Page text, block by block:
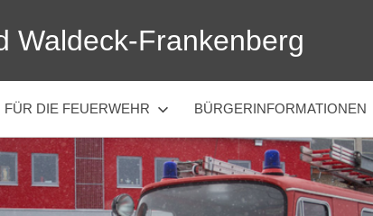
Waldeck-Frankenberg
FÜR DIE FEUERWEHR BÜRGERINFORMATIONEN